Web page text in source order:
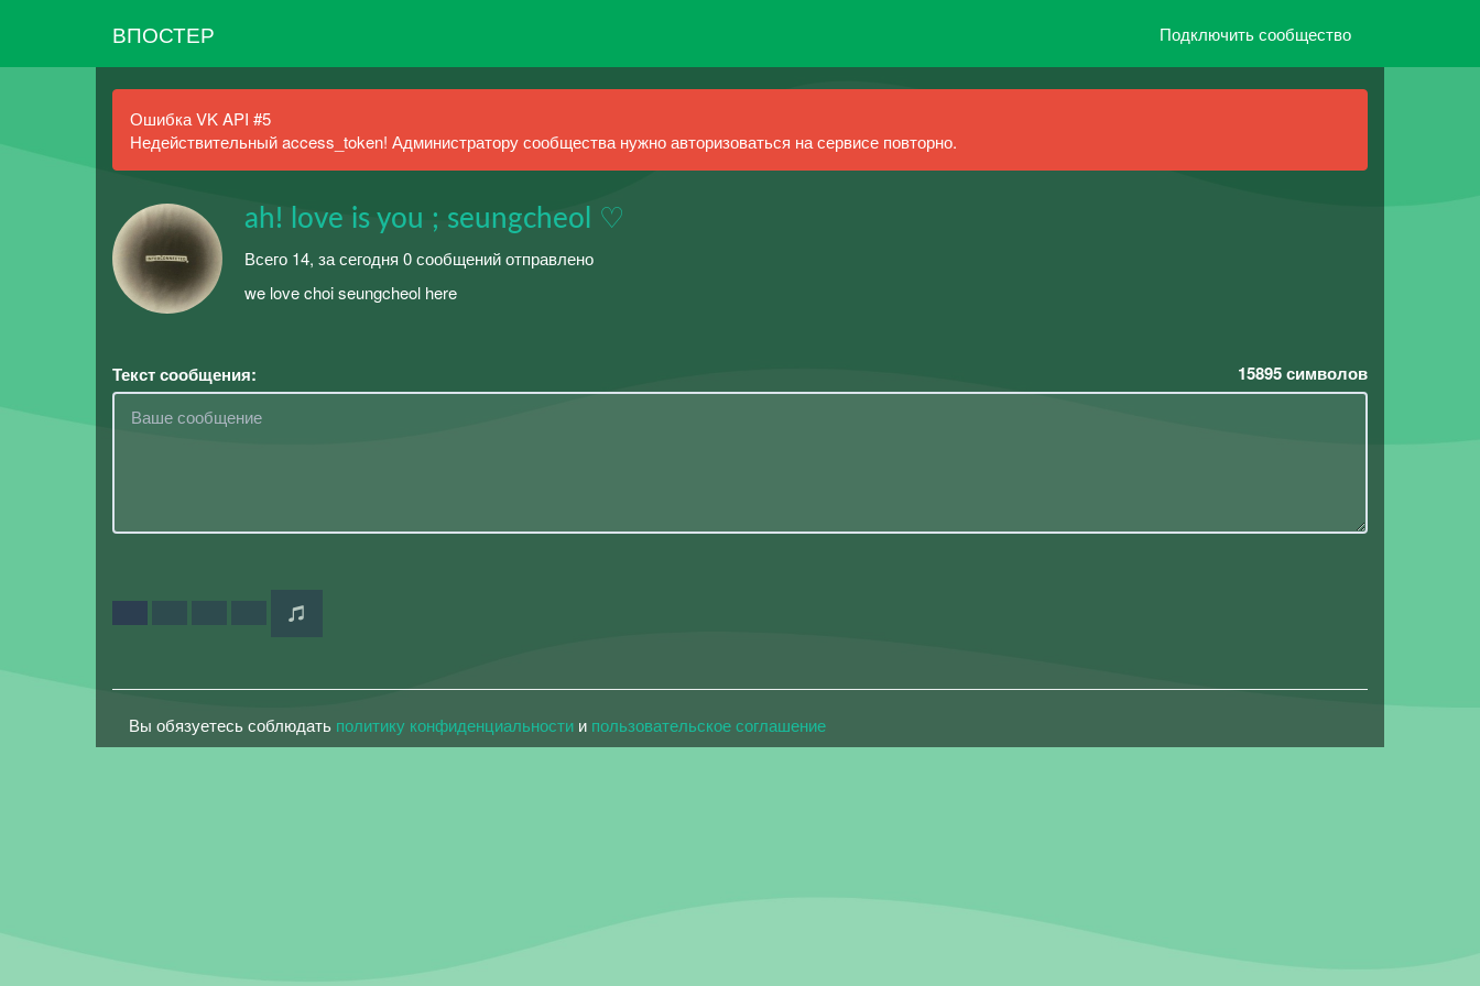
ВПОСТЕР Подключить сообщество
Ошибка VK API #5
Недействительный access_token! Администратору сообщества нужно авторизоваться на сервисе повторно.
ah! love is you ; seungcheol ♡︎
Всего 14, за сегодня 0 сообщений отправлено
we love choi seungcheol here
Текст сообщения: 15895символов
Вы обязуетесь соблюдать политику конфиденциальности и пользовательское соглашение